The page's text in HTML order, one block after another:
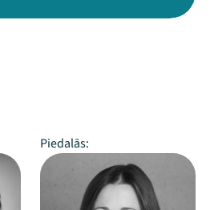
Piedalās: